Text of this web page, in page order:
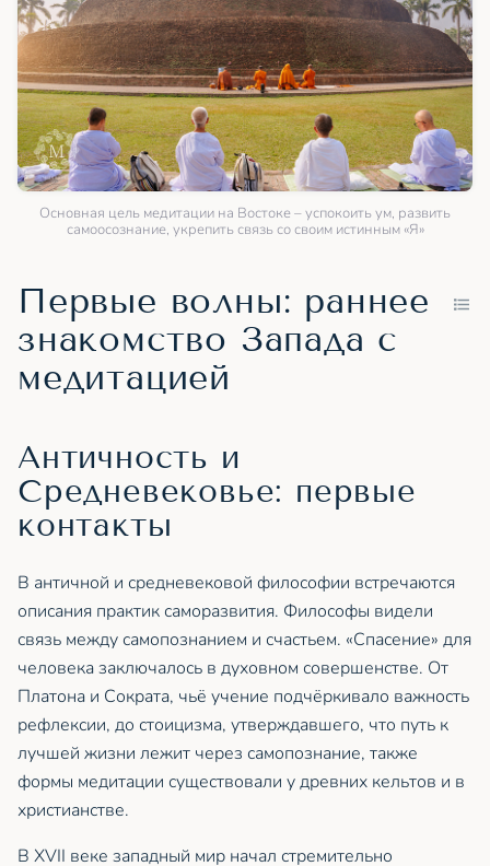
Основная цель медитации на Востоке – успокоить ум, развить
самоосознание, укрепить связь со своим истинным «Я»
Первые волны: раннее
знакомство Запада с
медитацией
Античность и
Средневековье: первые
контакты
В античной и средневековой философии встречаются
описания практик саморазвития. Философы видели
связь между самопознанием и счастьем. «Спасение» для
человека заключалось в духовном совершенстве. От
Платона и Сократа, чьё учение подчёркивало важность
рефлексии, до стоицизма, утверждавшего, что путь к
лучшей жизни лежит через самопознание, также
формы медитации существовали у древних кельтов и в
христианстве.
В XVII веке западный мир начал стремительно